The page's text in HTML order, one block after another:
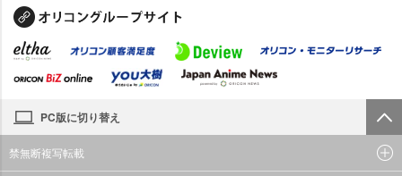
PC版に切り替え
禁無断複写転載